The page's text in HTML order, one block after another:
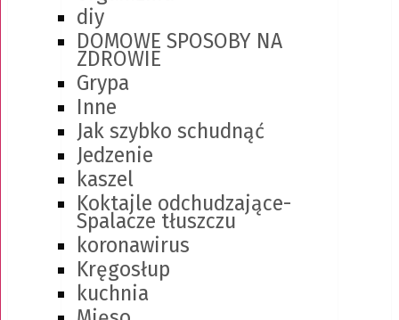
diy
DOMOWE SPOSOBY NA
ZDROWIE
Grypa
Inne
Jak szybko schudnąć
Jedzenie
kaszel
Koktajle odchudzające-
Spalacze tłuszczu
koronawirus
Kręgosłup
kuchnia